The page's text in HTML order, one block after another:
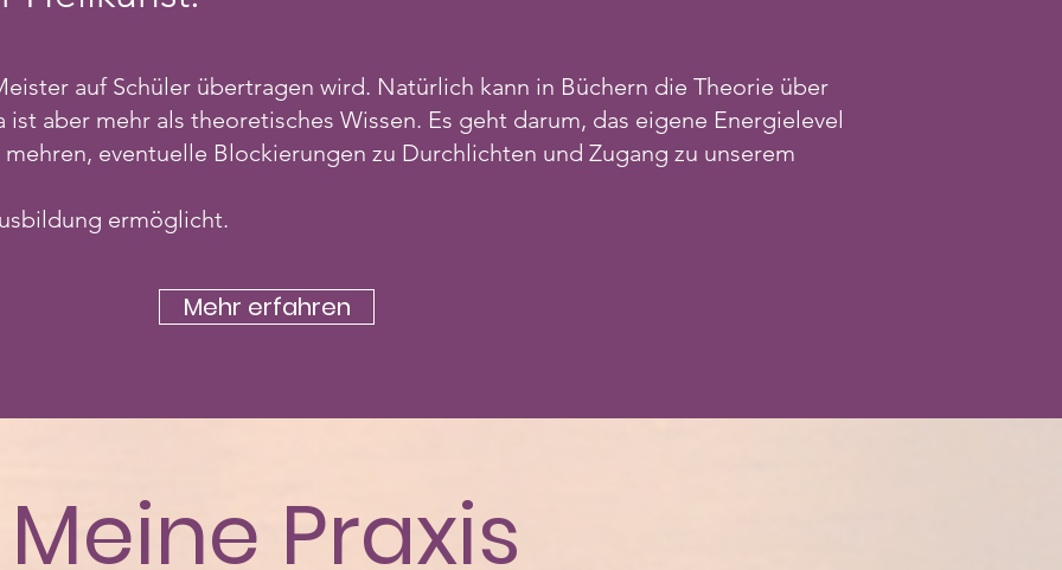
auf Schüler übertragen wird. Natürlich kann in Büchern die Theorie über
aber mehr als theoretisches Wissen. Es geht darum, das eigene Energielevel
eventuelle Blockierungen zu Durchlichten und Zugang zu unserem
ermöglicht.
Mehr erfahren
Meine Praxis